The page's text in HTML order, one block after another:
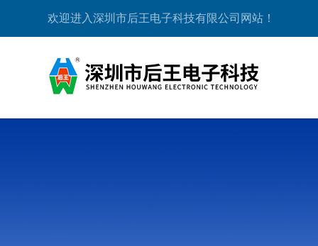
欢迎进入深圳市后王电子科技有限公司网站！